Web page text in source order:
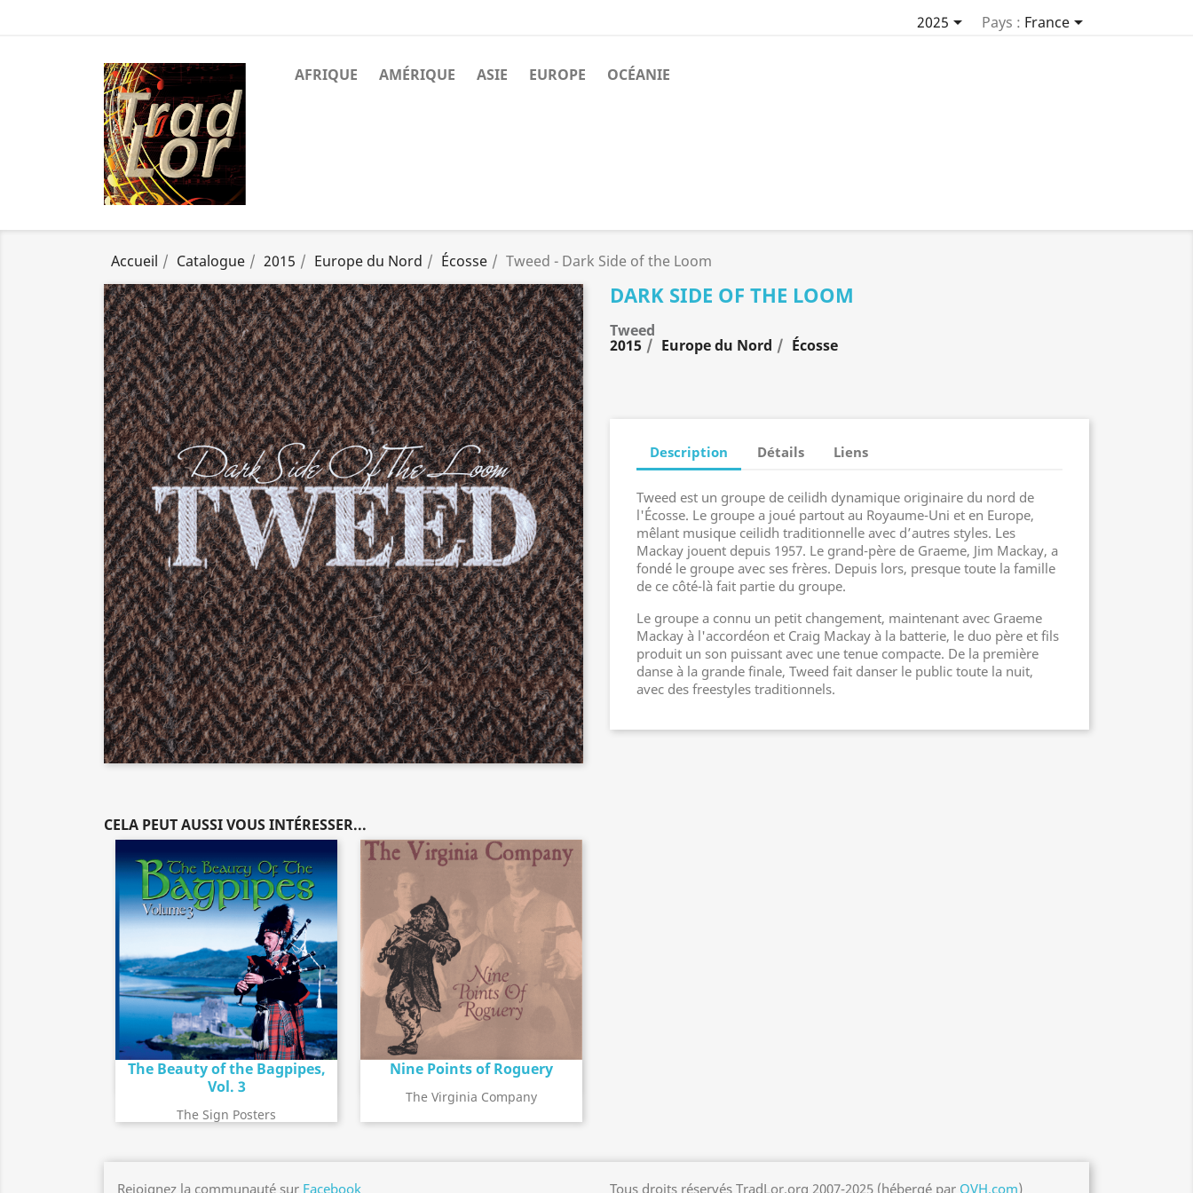
2025 Pays : France
AFRIQUE AMÉRIQUE ASIE EUROPE OCÉANIE
Accueil Catalogue 2015 Europe du Nord Écosse Tweed - Dark Side of the Loom
DARK SIDE OF THE LOOM
Tweed
2015 Europe du Nord Écosse
Description Détails Liens
Tweed est un groupe de ceilidh dynamique originaire du nord de
l'Écosse. Le groupe a joué partout au Royaume-Uni et en Europe,
mêlant musique ceilidh traditionnelle avec d’autres styles. Les
Mackay jouent depuis 1957. Le grand-père de Graeme, Jim Mackay, a
fondé le groupe avec ses frères. Depuis lors, presque toute la famille
de ce côté-là fait partie du groupe.
Le groupe a connu un petit changement, maintenant avec Graeme
Mackay à l'accordéon et Craig Mackay à la batterie, le duo père et fils
produit un son puissant avec une tenue compacte. De la première
danse à la grande finale, Tweed fait danser le public toute la nuit,
avec des freestyles traditionnels.
CELA PEUT AUSSI VOUS INTÉRESSER...
The Beauty of the Bagpipes,
Vol. 3
The Sign Posters
searchDétail de l'album Nine Points of Roguery
The Virginia Company
search Détail de l'album
Rejoignez la communauté sur Facebook Tous droits réservés TradLor.org 2007-2025 (hébergé par OVH.com)